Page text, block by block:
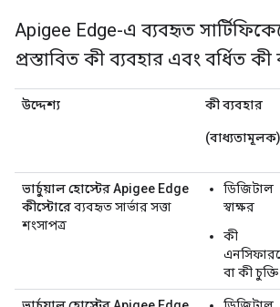
Apigee Edge-এ ব্যবহৃত
প্রস্তাবিত কী ব্যবহার এবং বর্ধিত কী
উদ্দেশ্য কী ব্যবহার
(বাধ্যতামূলক)
ভার্চুয়াল হোস্টের Apigee Edge
কীস্টোরেব্যবহৃত সার্ভার সত্তা
শংসাপত্র
ডিজিটাল
স্বাক্ষর
কী
বা কী চুক্তি